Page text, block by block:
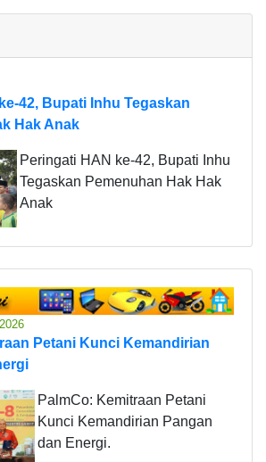
42, Bupati Inhu Tegaskan
Hak Anak
Peringati HAN ke-42, Bupati Inhu
Tegaskan Pemenuhan Hak Hak
Anak
Petani Kunci Kemandirian
PalmCo: Kemitraan Petani
Kunci Kemandirian Pangan
dan Energi.